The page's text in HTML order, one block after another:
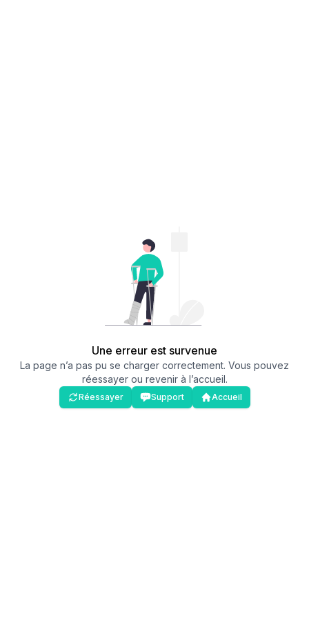
Une erreur est survenue
La page n’a pas pu se charger correctement. Vous pouvez
réessayer ou revenir à l’accueil.
Réessayer Support Accueil